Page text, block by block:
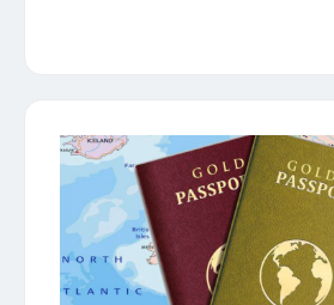
lượng nhà đầu tư người Mỹ.